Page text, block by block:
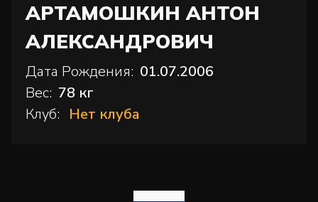
АРТАМОШКИН АНТОН
АЛЕКСАНДРОВИЧ
Дата Рождения: 01.07.2006
Вес: 78 кг
Клуб: Нет клуба